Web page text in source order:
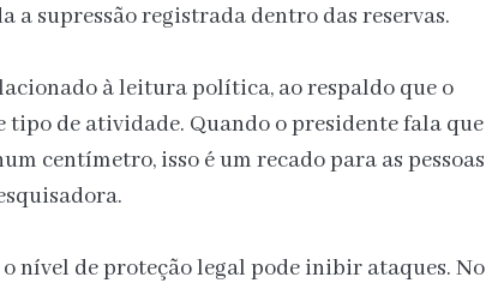
a supressão registrada dentro das reservas.
à leitura política, ao respaldo que o
tipo de atividade. Quando o presidente fala que
centímetro, isso é um recado para as pessoas
o nível de proteção legal pode inibir ataques. No